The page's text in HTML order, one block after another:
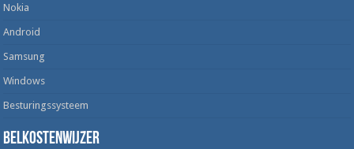
Nokia
Android
Samsung
Windows
Besturingssysteem
Belkostenwijzer